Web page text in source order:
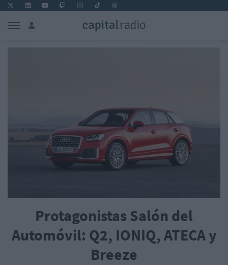
Protagonistas Salón del
Automóvil: Q2, IONIQ, ATECA y
Breeze